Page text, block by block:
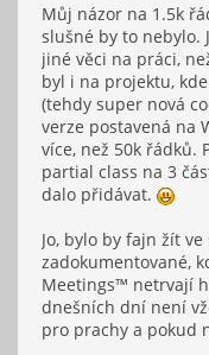
Můj názor na 1.5k
slušné by to nebylo.
jiné věci na práci,
byl i na projektu,
(tehdy super nová
verze postavená na
více, než 50k řádků.
partial class na 3
dalo přidávat.
Jo, bylo by fajn žít
zadokumentované,
Meetings™ netrvají
dnešních dní není
pro prachy a pokud